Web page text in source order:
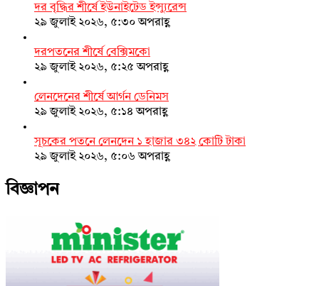
দর বৃদ্ধির শীর্ষে ইউনাইটেড ইন্স্যুরেন্স
২৯ জুলাই ২০২৬, ৫:৩০ অপরাহ্ণ
দরপতনের শীর্ষে বেক্সিমকো
২৯ জুলাই ২০২৬, ৫:২৫ অপরাহ্ণ
লেনদেনের শীর্ষে আর্গন ডেনিমস
২৯ জুলাই ২০২৬, ৫:১৪ অপরাহ্ণ
সূচকের পতনে লেনদেন ১ হাজার ৩৪২ কোটি টাকা
২৯ জুলাই ২০২৬, ৫:০৬ অপরাহ্ণ
বিজ্ঞাপন